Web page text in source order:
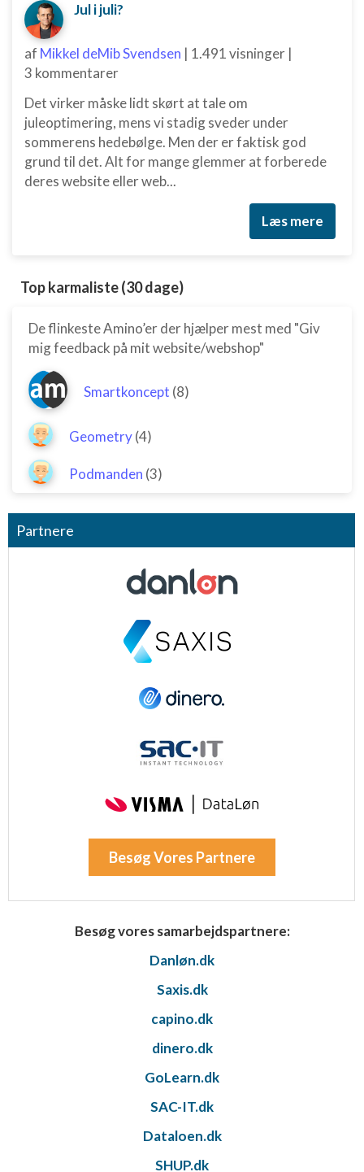
Jul i juli?
af Mikkel deMib Svendsen | 1.491 visninger |
3 kommentarer
Det virker måske lidt skørt at tale om
juleoptimering, mens vi stadig sveder under
sommerens hedebølge. Men der er faktisk god
grund til det. Alt for mange glemmer at forberede
deres website eller web...
Læs mere
Top karmaliste (30 dage)
De flinkeste Amino’er der hjælper mest med "Giv
mig feedback på mit website/webshop"
Smartkoncept (8)
Geometry(4)
Podmanden (3)
Partnere
Besøg Vores Partnere
Besøg vores samarbejdspartnere:
Danløn.dk
Saxis.dk
capino.dk
dinero.dk
GoLearn.dk
SAC-IT.dk
Dataloen.dk
SHUP.dk